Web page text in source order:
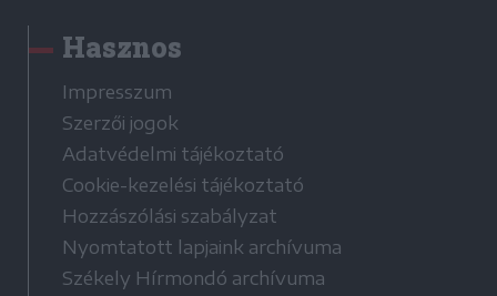
Hasznos
Impresszum
Szerzői jogok
Adatvédelmi tájékoztató
Cookie-kezelési tájékoztató
Hozzászólási szabályzat
Nyomtatott lapjaink archívuma
Székely Hírmondó archívuma